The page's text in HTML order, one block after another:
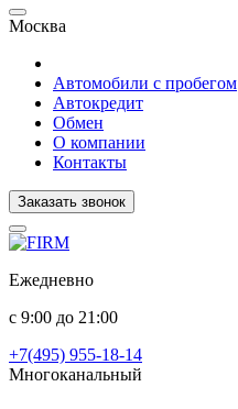
Москва
Автомобили с пробегом
Автокредит
Обмен
О компании
Контакты
Заказать звонок
Ежедневно
с 9:00 до 21:00
+7(495) 955-18-14
Многоканальный